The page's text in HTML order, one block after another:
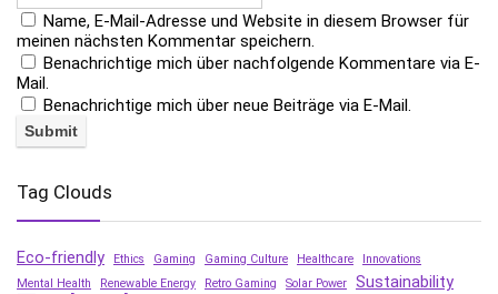
Name, E-Mail-Adresse und Website in diesem Browser für
meinen nächsten Kommentar speichern.
Benachrichtige mich über nachfolgende Kommentare via E-
Mail.
Benachrichtige mich über neue Beiträge via E-Mail.
Tag Clouds
Eco-friendly Ethics Gaming Gaming Culture Healthcare
Innovations
Mental Health
Renewable Energy Retro Gaming Solar Power Sustainability